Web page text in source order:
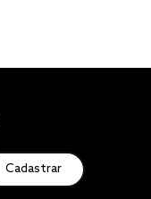
Cadastrar